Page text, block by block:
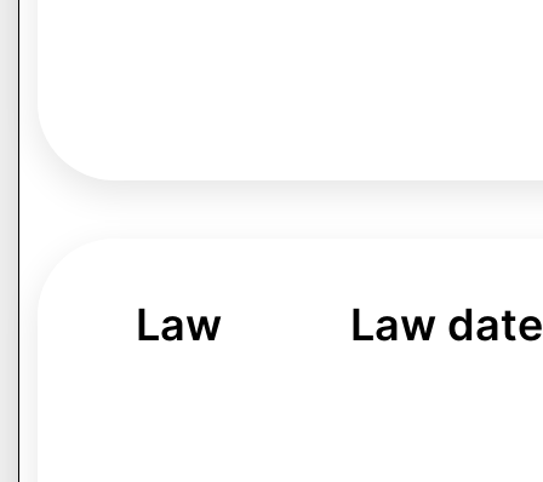
Law Law date